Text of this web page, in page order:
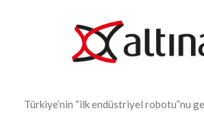
Türkiye’nin “ilk endüstriyel robotu”nu